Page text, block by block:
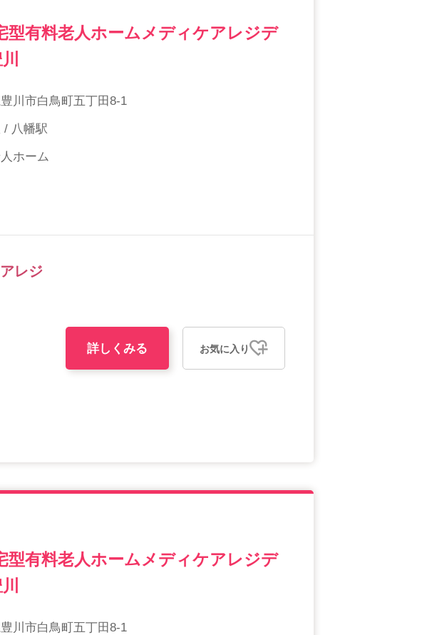
型有料老人ホームメディケアレジデ
豊川市白鳥町五丁田8-1
/ 八幡駅
ホーム
レジ
詳しくみる お気に入り
型有料老人ホームメディケアレジデ
豊川市白鳥町五丁田8-1